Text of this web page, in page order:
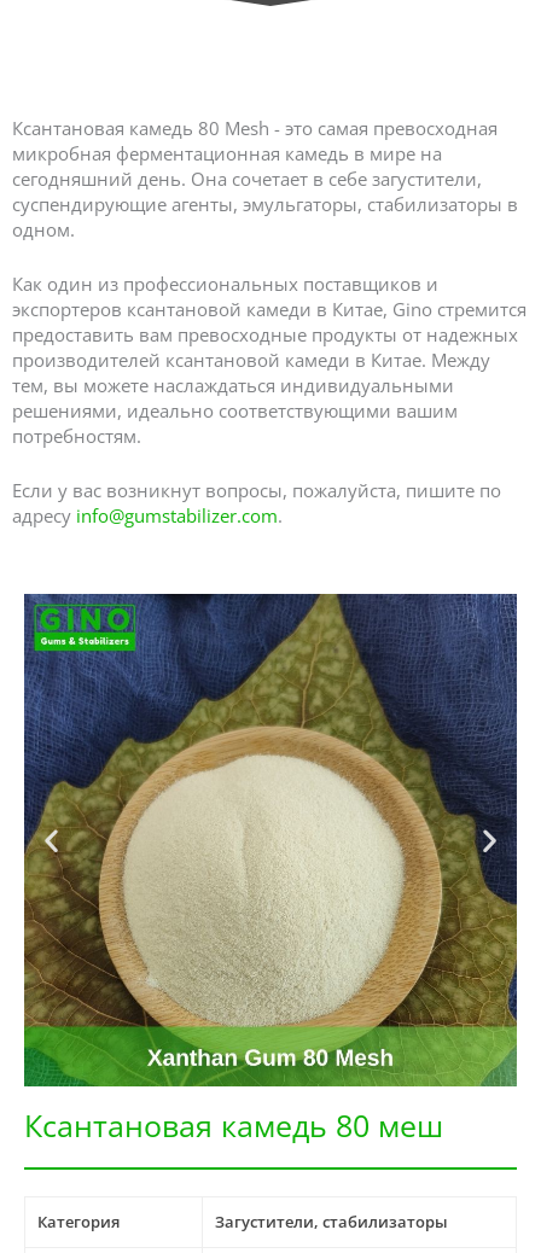
Ксантановая камедь 80 Mesh - это самая превосходная
микробная ферментационная камедь в мире на
сегодняшний день. Она сочетает в себе загустители,
суспендирующие агенты, эмульгаторы, стабилизаторы в
одном.
Как один из профессиональных поставщиков и
экспортеров ксантановой камеди в Китае, Gino стремится
предоставить вам превосходные продукты от надежных
производителей ксантановой камеди в Китае. Между
тем, вы можете наслаждаться индивидуальными
решениями, идеально соответствующими вашим
потребностям.
Если у вас возникнут вопросы, пожалуйста, пишите по
адресу info@gumstabilizer.com.
Ксантановая камедь 80 меш
Категория Загустители, стабилизаторы